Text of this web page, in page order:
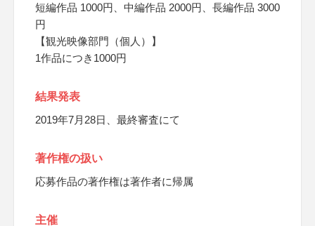
短編作品 1000円、中編作品 2000円、長編作品 3000
円
【観光映像部門（個人）】
1作品につき1000円
結果発表
2019年7月28日、最終審査にて
著作権の扱い
応募作品の著作権は著作者に帰属
主催